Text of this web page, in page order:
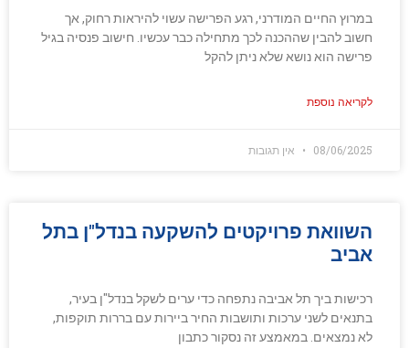
במרוץ החיים המודרני, רגע הפרישה עשוי להיראות רחוק, אך
חשוב להבין שההכנה לכך מתחילה כבר עכשיו. חישוב פנסיה בגיל
פרישה הוא נושא שלא ניתן להקל
לקריאה נוספת
08/06/2025 אין תגובות
השוואת פרויקטים להשקעה בנדל"ן בתל
אביב
רכישות ביך תל אביבה נתפחה כדי ערים לשקל בנדל"ן בעיר,
בתנאים לשני ערכות ותושבות החיר ביירות עם בררות תוקפות,
לא נמצאים. במאמצע זה נסקור כתבון